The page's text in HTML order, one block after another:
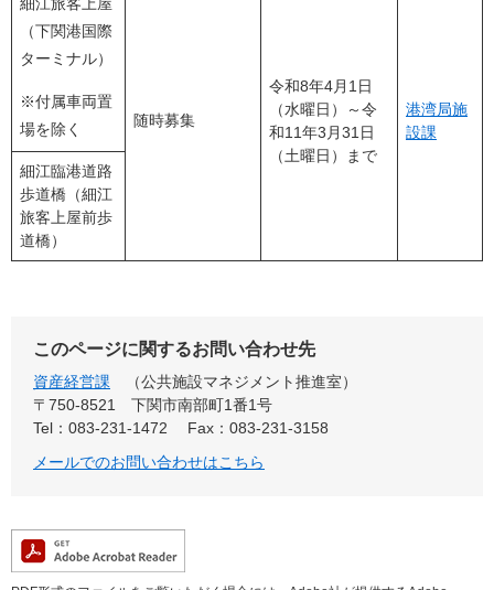
（下関港国際
ターミナル）
※付属車両置
場を除く
随時募集
令和8年4月1日
（水曜日）～令
和11年3月31日
（土曜日）まで
港湾局施
設課
細江臨港道路
歩道橋（細江
旅客上屋前歩
道橋）
このページに関するお問い合わせ先
資産経営課
公共施設マネジメント推進室
〒750-8521
下関市南部町1番1号
Tel：083-231-1472
Fax：083-231-3158
メールでのお問い合わせはこちら